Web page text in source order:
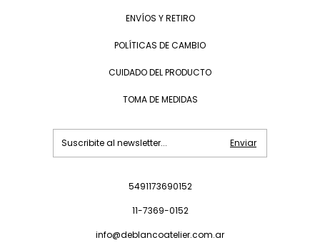
ENVÍOS Y RETIRO
POLÍTICAS DE CAMBIO
CUIDADO DEL PRODUCTO
TOMA DE MEDIDAS
5491173690152
11-7369-0152
info@deblancoatelier.com.ar